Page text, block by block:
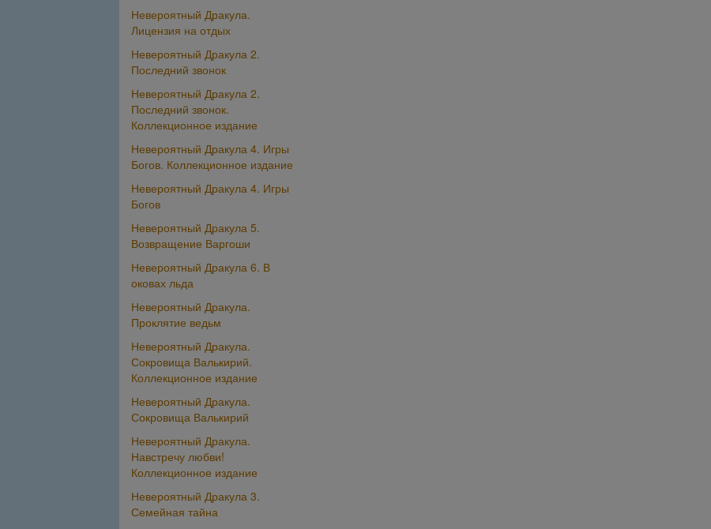
Невероятный Дракула.
Лицензия на отдых
Невероятный Дракула 2.
Последний звонок
Невероятный Дракула 2.
Последний звонок.
Коллекционное издание
Невероятный Дракула 4. Игры
Богов. Коллекционное издание
Невероятный Дракула 4. Игры
Богов
Невероятный Дракула 5.
Возвращение Варгоши
Невероятный Дракула 6. В
оковах льда
Невероятный Дракула.
Проклятие ведьм
Невероятный Дракула.
Сокровища Валькирий.
Коллекционное издание
Невероятный Дракула.
Сокровища Валькирий
Невероятный Дракула.
Навстречу любви!
Коллекционное издание
Невероятный Дракула 3.
Семейная тайна